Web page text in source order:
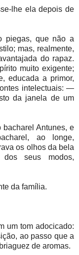
lhe ela depois de
piegas, que não a
mas, realmente,
do rapaz.
muito exigente;
educada a primor,
intelectuais: —
da janela de um
bacharel Antunes, e
ao longe,
os olhos da bela
seus modos,
da família.
um tom adocicado:
ao passo que a
de aromas.